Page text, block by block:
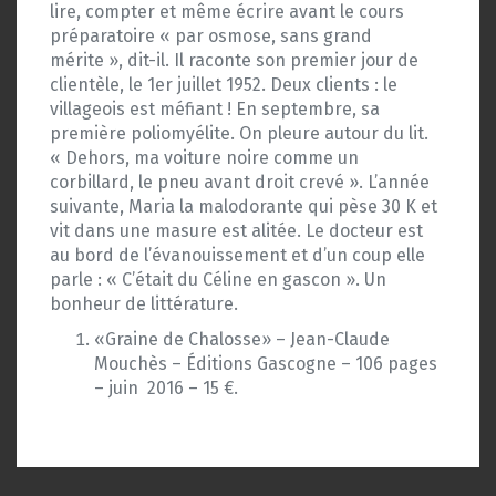
lire, compter et même écrire avant le cours
préparatoire « par osmose, sans grand
mérite », dit-il. Il raconte son premier jour de
clientèle, le 1er juillet 1952. Deux clients : le
villageois est méfiant ! En septembre, sa
première poliomyélite. On pleure autour du lit.
« Dehors, ma voiture noire comme un
corbillard, le pneu avant droit crevé ». L’année
suivante, Maria la malodorante qui pèse 30 K et
vit dans une masure est alitée. Le docteur est
au bord de l’évanouissement et d’un coup elle
parle : « C’était du Céline en gascon ». Un
bonheur de littérature.
«Graine de Chalosse» – Jean-Claude
Mouchès – Éditions Gascogne – 106 pages
– juin 2016 – 15 €.